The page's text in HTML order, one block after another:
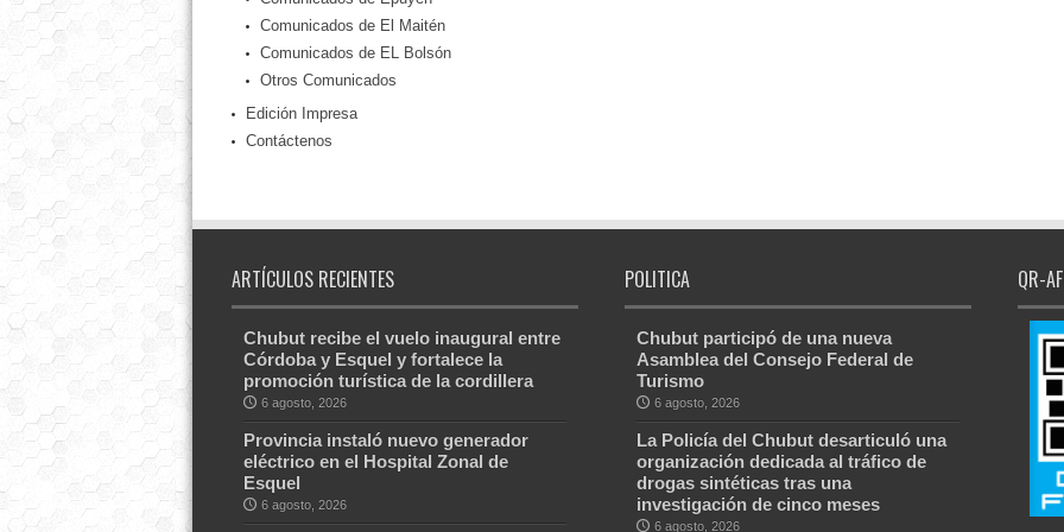
Comunicados de El Maitén
Comunicados de EL Bolsón
Otros Comunicados
Edición Impresa
Contáctenos
ARTÍCULOS RECIENTES
Chubut recibe el vuelo inaugural entre
Córdoba y Esquel y fortalece la
promoción turística de la cordillera
6 agosto, 2026
Provincia instaló nuevo generador
eléctrico en el Hospital Zonal de
Esquel
6 agosto, 2026
POLITICA
Chubut participó de una nueva
Asamblea del Consejo Federal de
Turismo
6 agosto, 2026
La Policía del Chubut desarticuló una
organización dedicada al tráfico de
drogas sintéticas tras una
investigación de cinco meses
6 agosto, 2026
QR-